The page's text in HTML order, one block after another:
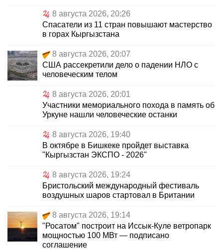
8 августа 2026, 20:26
Спасатели из 11 стран повышают мастерство
в горах Кыргызстана
8 августа 2026, 20:07
США рассекретили дело о падении НЛО с
человеческим телом
8 августа 2026, 20:01
Участники мемориального похода в память об
Уркуне нашли человеческие останки
8 августа 2026, 19:40
В октябре в Бишкеке пройдет выставка
"Кыргызстан ЭКСПО - 2026"
8 августа 2026, 19:24
Бристольский международный фестиваль
воздушных шаров стартовал в Британии
8 августа 2026, 19:14
"Росатом" построит на Иссык-Куле ветропарк
мощностью 100 МВт — подписано
соглашение